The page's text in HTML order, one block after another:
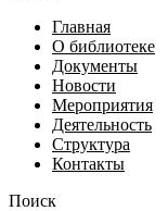
Главная
О библиотеке
Документы
Новости
Мероприятия
Деятельность
Структура
Контакты
Поиск